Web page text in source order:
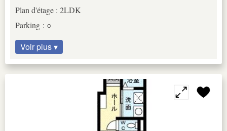
Plan d'étage : 2LDK
Parking : ○
Voir plus ▾